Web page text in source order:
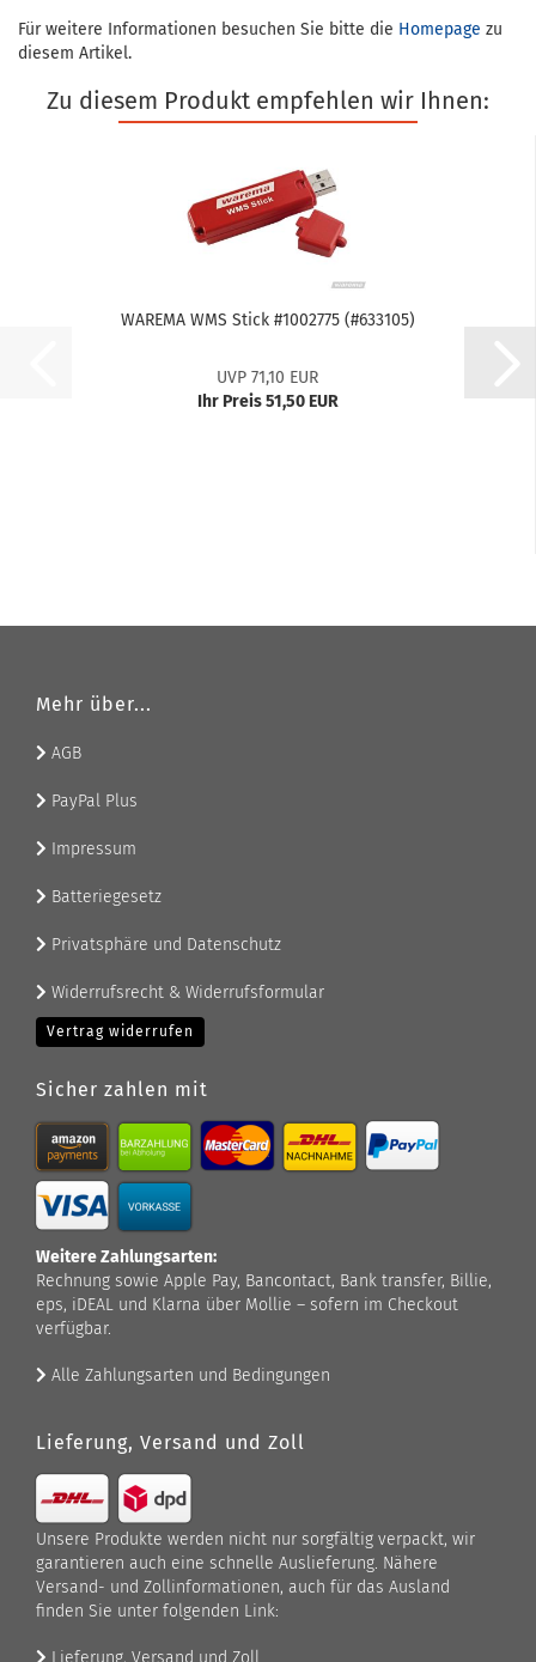
Für weitere Informationen besuchen Sie bitte die Homepage zu
diesem Artikel.
Zu diesem Produkt empfehlen wir Ihnen:
WA­RE­MA WMS Stick #1002775 (#633105)
UVP 71,10 EUR
Ihr Preis 51,50 EUR
Mehr über...
AGB
PayPal Plus
Impressum
Batteriegesetz
Privatsphäre und Datenschutz
Widerrufsrecht & Widerrufsformular
Vertrag widerrufen
Sicher zahlen mit
Weitere Zahlungsarten:
Rechnung sowie Apple Pay, Bancontact, Bank transfer, Billie,
eps, iDEAL und Klarna über Mollie – sofern im Checkout
verfügbar.
Alle Zahlungsarten und Bedingungen
Lieferung, Versand und Zoll
Unsere Produkte werden nicht nur sorgfältig verpackt, wir
garantieren auch eine schnelle Auslieferung. Nähere
Versand- und Zollinformationen, auch für das Ausland
finden Sie unter folgenden Link:
Lieferung, Versand und Zoll